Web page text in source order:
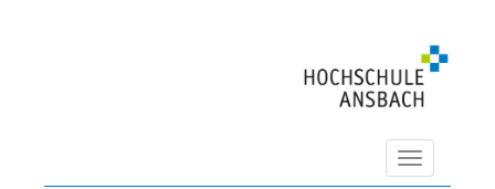
Navigation